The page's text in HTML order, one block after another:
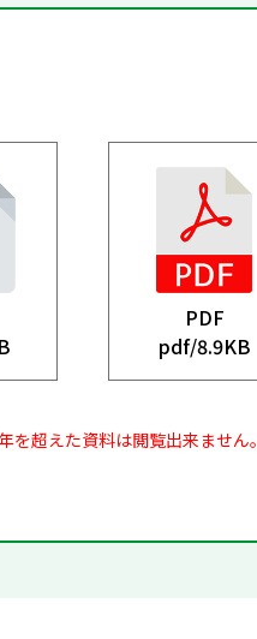
PDF
pdf/8.9KB
を超えた資料は閲覧出来ません。